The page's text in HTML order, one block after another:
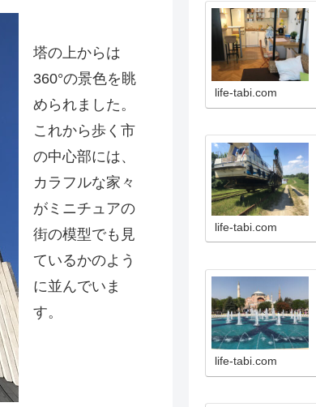
塔の上からは
360°の景色を眺
められました。
これから歩く市
の中心部には、
カラフルな家々
がミニチュアの
街の模型でも見
ているかのよう
に並んでいま
す。
life-tabi.com
life-tabi.com
life-tabi.com